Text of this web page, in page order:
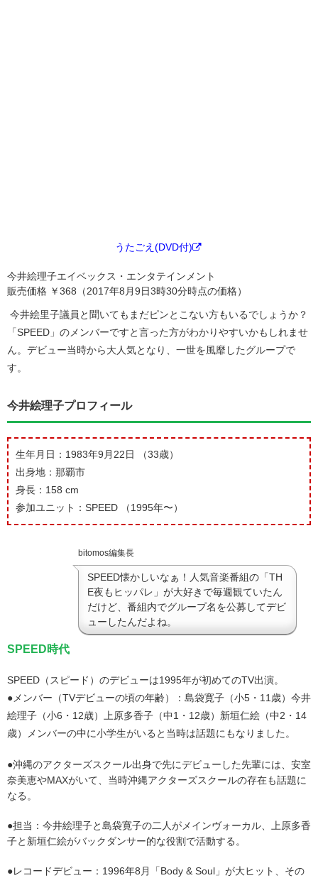
うたごえ(DVD付)
今井絵理子エイベックス・エンタテインメント
販売価格 ￥368（2017年8月9日3時30分時点の価格）
今井絵里子議員と聞いてもまだピンとこない方もいるでしょうか？
「SPEED」のメンバーですと言った方がわかりやすいかもしれませ
ん。デビュー当時から大人気となり、一世を風靡したグループで
す。
今井絵理子プロフィール
生年月日：1983年9月22日 （33歳）
出身地：那覇市
身長：158 cm
参加ユニット：SPEED （1995年〜）
bitomos編集長
SPEED懐かしいなぁ！人気音楽番組の「TH
E夜もヒッパレ」が大好きで毎週観ていたん
だけど、番組内でグループ名を公募してデビ
ューしたんだよね。
SPEED時代
SPEED（スピード）のデビューは1995年が初めてのTV出演。
●メンバー（TVデビューの頃の年齢）：島袋寛子（小5・11歳）今井
絵理子（小6・12歳）上原多香子（中1・12歳）新垣仁絵（中2・14
歳）メンバーの中に小学生がいると当時は話題にもなりました。
●沖縄のアクターズスクール出身で先にデビューした先輩には、安室
奈美恵やMAXがいて、当時沖縄アクターズスクールの存在も話題に
なる。
●担当：今井絵理子と島袋寛子の二人がメインヴォーカル、上原多香
子と新垣仁絵がバックダンサー的な役割で活動する。
●レコードデビュー：1996年8月「Body & Soul」が大ヒット、その